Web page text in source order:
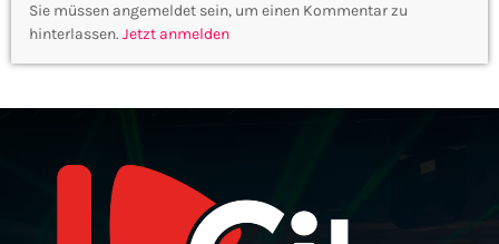
Sie müssen angemeldet sein, um einen Kommentar zu
hinterlassen. Jetzt anmelden